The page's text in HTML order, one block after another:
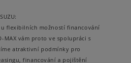
u flexibilních možností financování
MAX vám proto ve spolupráci s
atraktivní podmínky pro
financování a pojištění